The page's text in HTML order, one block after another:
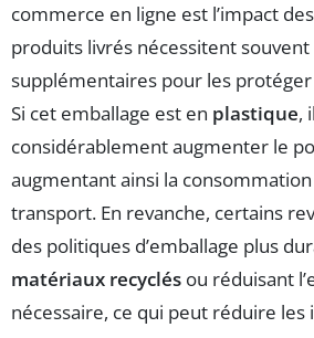
commerce en ligne est l’impact des
produits livrés nécessitent
supplémentaires pour les
Si cet emballage est en plastique,
considérablement augmenter le
augmentant ainsi la consommation
transport. En revanche, certains
des politiques d’emballage plus
matériaux recyclés ou réduisant
nécessaire, ce qui peut réduire les